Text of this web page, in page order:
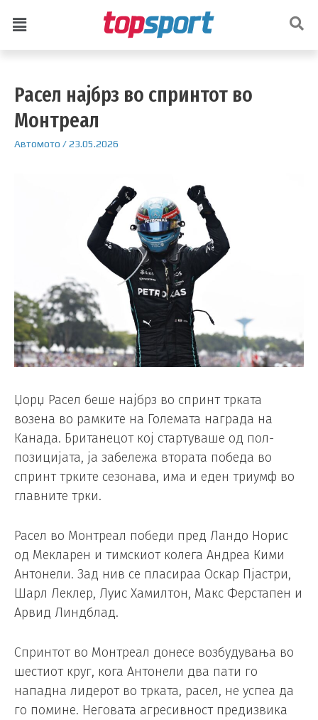
Расел најбрз во спринтот во
Монтреал
Автомото /23.05.2026
Џорџ Расел беше најбрз во спринт трката
возена во рамките на Големата награда на
Канада. Британецот кој стартуваше од пол-
позицијата, ја забележа втората победа во
спринт трките сезонава, има и еден триумф во
главните трки.
Расел во Монтреал победи пред Ландо Норис
од Мекларен и тимскиот колега Андреа Кими
Антонели. Зад нив се пласираа Оскар Пјастри,
Шарл Леклер, Луис Хамилтон, Макс Ферстапен и
Арвид Линдблад.
Спринтот во Монтреал донесе возбудувања во
шестиот круг, кога Антонели два пати го
нападна лидерот во трката, расел, не успеа да
го помине. Неговата агресивност предизвика